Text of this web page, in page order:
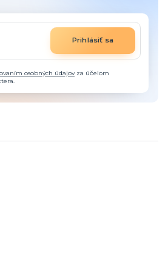
Prihlásiť sa
osobných údajovza účelom